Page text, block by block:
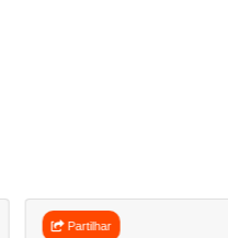
Partilhar